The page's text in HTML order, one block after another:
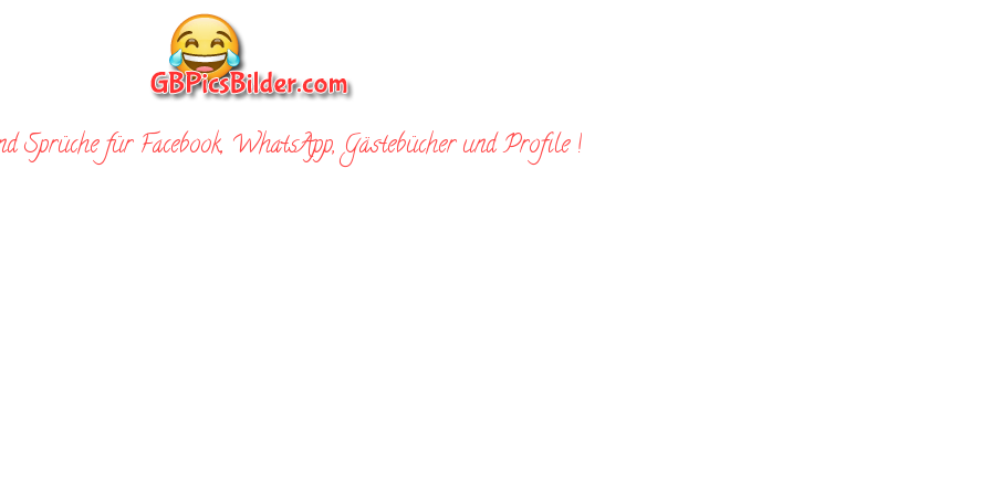
Sprüche für Facebook, WhatsApp, Gästebücher und Profile !